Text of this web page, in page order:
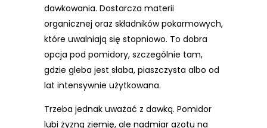
dawkowania. Dostarcza materii
organicznej oraz składników pokarmowych,
które uwalniają się stopniowo. To dobra
opcja pod pomidory, szczególnie tam,
gdzie gleba jest słaba, piaszczysta albo od
lat intensywnie użytkowana.
Trzeba jednak uważać z dawką. Pomidor
lubi żyzną ziemię, ale nadmiar azotu na